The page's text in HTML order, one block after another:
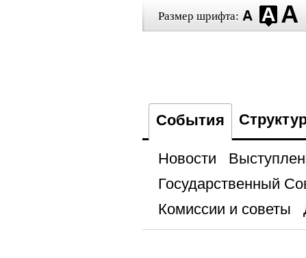
Размер шрифта:
События
Новости
Государственный
Комиссии и советы